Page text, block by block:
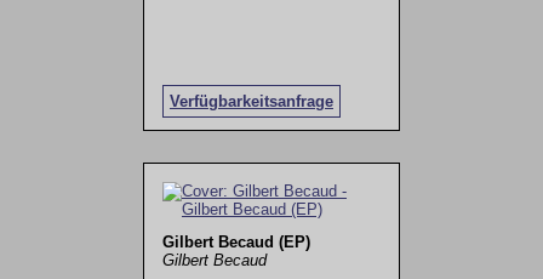
Verfügbarkeitsanfrage
Gilbert Becaud (EP)
Gilbert Becaud